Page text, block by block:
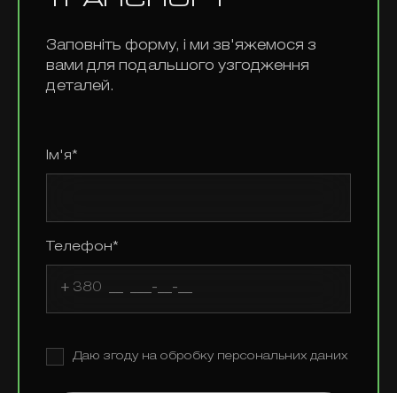
Заповніть форму, і ми зв'яжемося з
вами для подальшого узгодження
деталей.
Ім'я*
Телефон*
Даю згоду на обробку персональних даних